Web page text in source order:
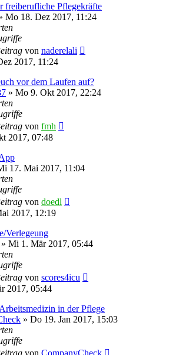
freiberufliche Pflegekräfte
Mo 18. Dez 2017, 11:24
von naderelali
2017, 11:24
vor dem Laufen auf?
» Mo 9. Okt 2017, 22:24
von fmh
2017, 07:48
17. Mai 2017, 11:04
von doedl
2017, 12:19
Verlegeung
» Mi 1. Mär 2017, 05:44
von scores4icu
2017, 05:44
in der Pflege
» Do 19. Jan 2017, 15:03
von CompanyCheck